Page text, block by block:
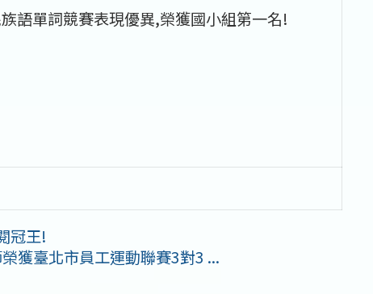
語單詞競賽表現優異,榮獲國小組第一名!
冠王!
獲臺北市員工運動聯賽3對3 ...